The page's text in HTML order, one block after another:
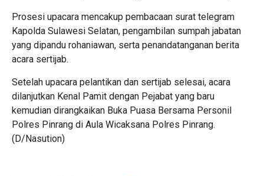
Prosesi upacara mencakup pembacaan surat telegram
Kapolda Sulawesi Selatan, pengambilan sumpah jabatan
yang dipandu rohaniawan, serta penandatanganan berita
acara sertijab.
Setelah upacara pelantikan dan sertijab selesai, acara
dilanjutkan Kenal Pamit dengan Pejabat yang baru
kemudian dirangkaikan Buka Puasa Bersama Personil
Polres Pinrang di Aula Wicaksana Polres Pinrang.
(D/Nasution)